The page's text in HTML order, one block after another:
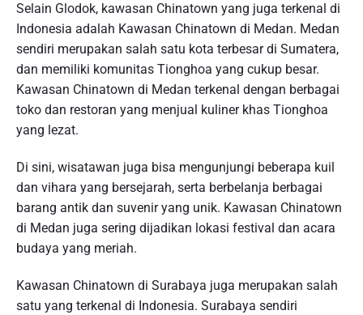
Selain Glodok, kawasan Chinatown yang juga terkenal di
Indonesia adalah Kawasan Chinatown di Medan. Medan
sendiri merupakan salah satu kota terbesar di Sumatera,
dan memiliki komunitas Tionghoa yang cukup besar.
Kawasan Chinatown di Medan terkenal dengan berbagai
toko dan restoran yang menjual kuliner khas Tionghoa
yang lezat.
Di sini, wisatawan juga bisa mengunjungi beberapa kuil
dan vihara yang bersejarah, serta berbelanja berbagai
barang antik dan suvenir yang unik. Kawasan Chinatown
di Medan juga sering dijadikan lokasi festival dan acara
budaya yang meriah.
Kawasan Chinatown di Surabaya juga merupakan salah
satu yang terkenal di Indonesia. Surabaya sendiri